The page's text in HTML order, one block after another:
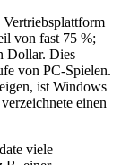
von fast 75 %;
Dollar. Dies
von PC-Spielen.
ist Windows
einen
viele